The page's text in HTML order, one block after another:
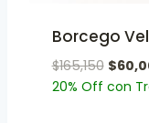
Borcego
$165,150 $
20% Off con